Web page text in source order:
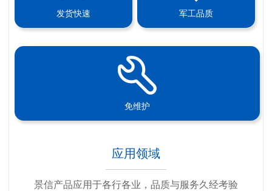
发货快速 军工品质
免维护
应用领域
景信产品应用于各行各业，品质与服务久经考验